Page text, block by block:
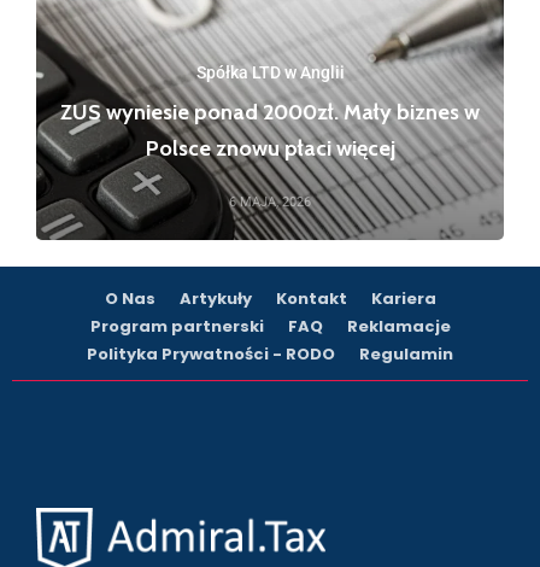
Spółka LTD w Anglii
ZUS wyniesie ponad 2000zł. Mały biznes w
Polsce znowu płaci więcej
6 MAJA, 2026
O Nas Artykuły Kontakt
Kariera
Program partnerski
FAQ
Reklamacje
Polityka Prywatności - RODO
Regulamin